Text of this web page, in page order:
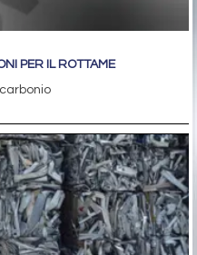
PER IL ROTTAME